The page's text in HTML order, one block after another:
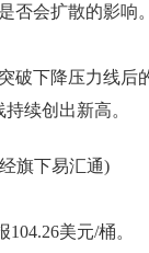
否会扩散的影响。
下降压力线后
续创出新高。
旗下易汇通)
美元/桶。